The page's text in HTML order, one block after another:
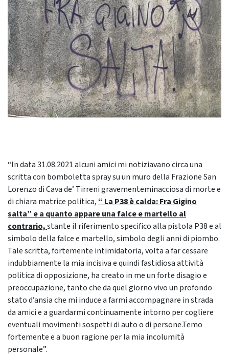
“In data 31.08.2021 alcuni amici mi notiziavano circa una
scritta con bomboletta spray su un muro della Frazione San
Lorenzo di Cava de’ Tirreni gravementeminacciosa di morte e
di chiara matrice politica,“ La P38 è calda: Fra Gigino
salta” e a quanto appare una falce e martello al
contrario,stante il riferimento specifico alla pistola P38 e al
simbolo della falce e martello, simbolo degli anni di piombo.
Tale scritta, fortemente intimidatoria, volta a far cessare
indubbiamente la mia incisiva e quindi fastidiosa attività
politica di opposizione, ha creato in me un forte disagio e
preoccupazione, tanto che da quel giorno vivo un profondo
stato d’ansia che mi induce a farmi accompagnare in strada
da amici e a guardarmi continuamente intorno per cogliere
eventuali movimenti sospetti di auto o di persone.Temo
fortemente e a buon ragione per la mia incolumità
personale”.